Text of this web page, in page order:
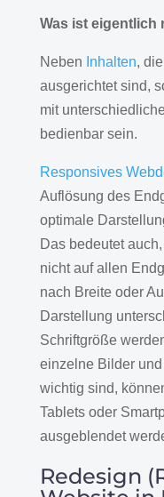
Was ist eigentlich
Neben Inhalten,
ausgerichtet sind,
mit
bedienbar sein.
Responsives
Auflösung des
optimale
Das bedeutet
nicht auf allen
nach Breite oder
Darstellung
Schriftgröße
einzelne Bilder
wichtig sind,
Tablets oder
ausgeblendet
Redesign